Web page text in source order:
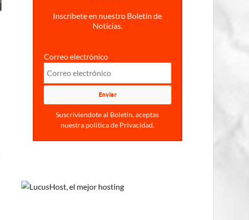
Inscríbete en nuestro Boletín de
Noticias.
Correo electrónico
Suscriviendote al Boletin, aceptas
nuestra politica de Privacidad.